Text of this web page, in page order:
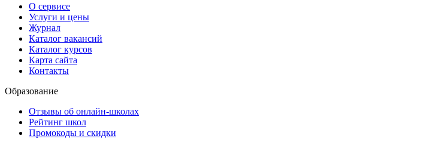
О сервисе
Услуги и цены
Журнал
Каталог вакансий
Каталог курсов
Карта сайта
Контакты
Образование
Отзывы об онлайн-школах
Рейтинг школ
Промокоды и скидки